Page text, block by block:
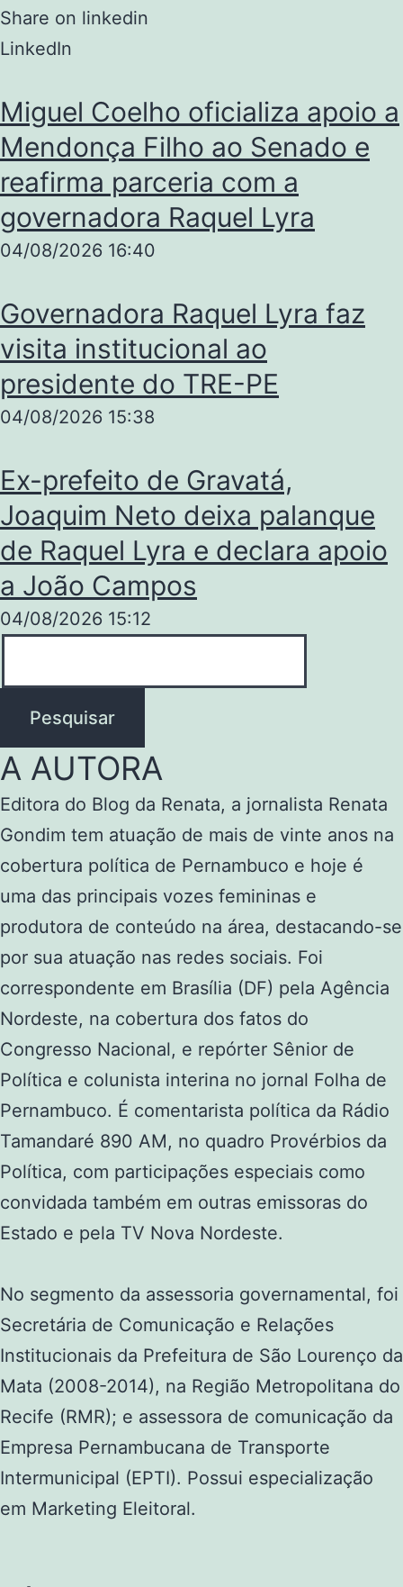
Share on linkedin
LinkedIn
Miguel Coelho oficializa apoio a
Mendonça Filho ao Senado e
reafirma parceria com a
governadora Raquel Lyra
04/08/2026 16:40
Governadora Raquel Lyra faz
visita institucional ao
presidente do TRE-PE
04/08/2026 15:38
Ex-prefeito de Gravatá,
Joaquim Neto deixa palanque
de Raquel Lyra e declara apoio
a João Campos
04/08/2026 15:12
Pesquisar
A AUTORA
Editora do Blog da Renata, a jornalista Renata
Gondim tem atuação de mais de vinte anos na
cobertura política de Pernambuco e hoje é
uma das principais vozes femininas e
produtora de conteúdo na área, destacando-se
por sua atuação nas redes sociais. Foi
correspondente em Brasília (DF) pela Agência
Nordeste, na cobertura dos fatos do
Congresso Nacional, e repórter Sênior de
Política e colunista interina no jornal Folha de
Pernambuco. É comentarista política da Rádio
Tamandaré 890 AM, no quadro Provérbios da
Política, com participações especiais como
convidada também em outras emissoras do
Estado e pela TV Nova Nordeste.
No segmento da assessoria governamental, foi
Secretária de Comunicação e Relações
Institucionais da Prefeitura de São Lourenço da
Mata (2008-2014), na Região Metropolitana do
Recife (RMR); e assessora de comunicação da
Empresa Pernambucana de Transporte
Intermunicipal (EPTI). Possui especialização
em Marketing Eleitoral.